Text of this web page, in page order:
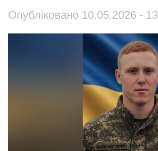
Опубліковано 10.05.2026 -